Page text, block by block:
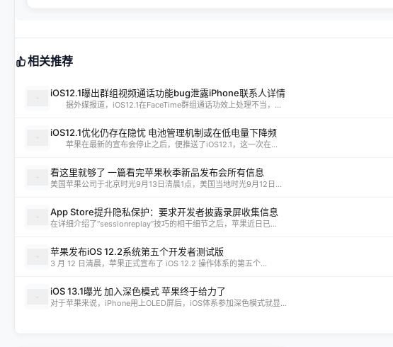
相关推荐
iOS12.1曝出群组视频通话功能bug泄露iPhone联系人详情
据外媒报道，iOS12.1在FaceTime群组通话功效上处理不当，...
iOS12.1优化仍存在隐忧 电池管理机制或在低电量下降频
苹果在最新的宣布会停止之后，便推送了iOS12.1，这一次在...
看这里就够了 一篇看完苹果秋季新品发布会所有信息
美国苹果公司于北京时光9月13日清晨1点，美国当地时光9月12日...
App Store提升隐私保护：要求开发者披露录屏收集信息
在详细介绍了“sessionreplay”技巧的相干细节之后，苹果近日已...
苹果发布iOS 12.2系统第五个开发者测试版
3 月 12 日清晨，苹果正式宣布了 iOS 12.2 操作体系的第五个...
iOS 13.1曝光 加入深色模式 苹果终于给力了
对于苹果来说，iPhone用上OLED屏后，iOS体系参加深色模式就显...